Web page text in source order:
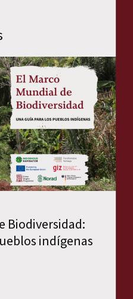
Biodiversidad:
indígenas